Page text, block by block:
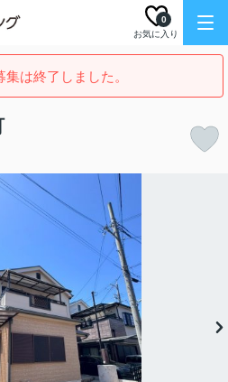
お気に入り
0
集は終了しました。